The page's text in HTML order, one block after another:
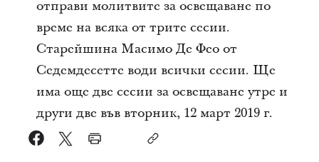
отправи молитвите за освещаване по
време на всяка от трите сесии.
Старейшина Масимо Де Фео от
Седемдесетте води всички сесии. Ще
има още две сесии за освещаване утре и
други две във вторник, 12 март 2019 г.